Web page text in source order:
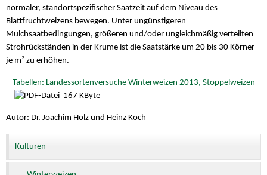
normaler, standortspezifischer Saatzeit auf dem Niveau des
Blattfruchtweizens bewegen. Unter ungünstigeren
Mulchsaatbedingungen, größeren und/oder ungleichmäßig verteilten
Strohrückständen in der Krume ist die Saatstärke um 20 bis 30 Körner
je m² zu erhöhen.
Tabellen: Landessortenversuche Winterweizen 2013, Stoppelweizen
167 KByte
Autor: Dr. Joachim Holz und Heinz Koch
Kulturen